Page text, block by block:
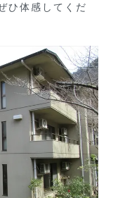
ひ体感してくだ